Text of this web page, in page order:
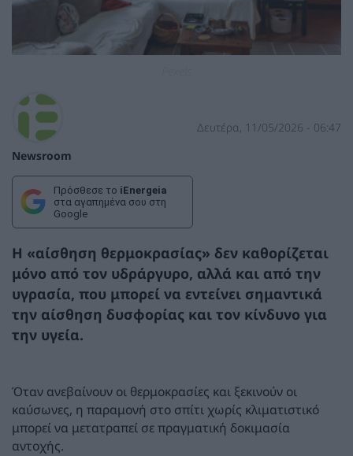
Newsroom
Δευτέρα, 11/05/2026 - 06:47
Πρόσθεσε το iEnergeia
στα αγαπημένα σου στη
Google
Η «αίσθηση θερμοκρασίας» δεν καθορίζεται
μόνο από τον υδράργυρο, αλλά και από την
υγρασία, που μπορεί να εντείνει σημαντικά
την αίσθηση δυσφορίας και τον κίνδυνο για
την υγεία.
Όταν ανεβαίνουν οι θερμοκρασίες και ξεκινούν οι
καύσωνες, η παραμονή στο σπίτι χωρίς κλιματιστικό
μπορεί να μετατραπεί σε πραγματική δοκιμασία
αντοχής.